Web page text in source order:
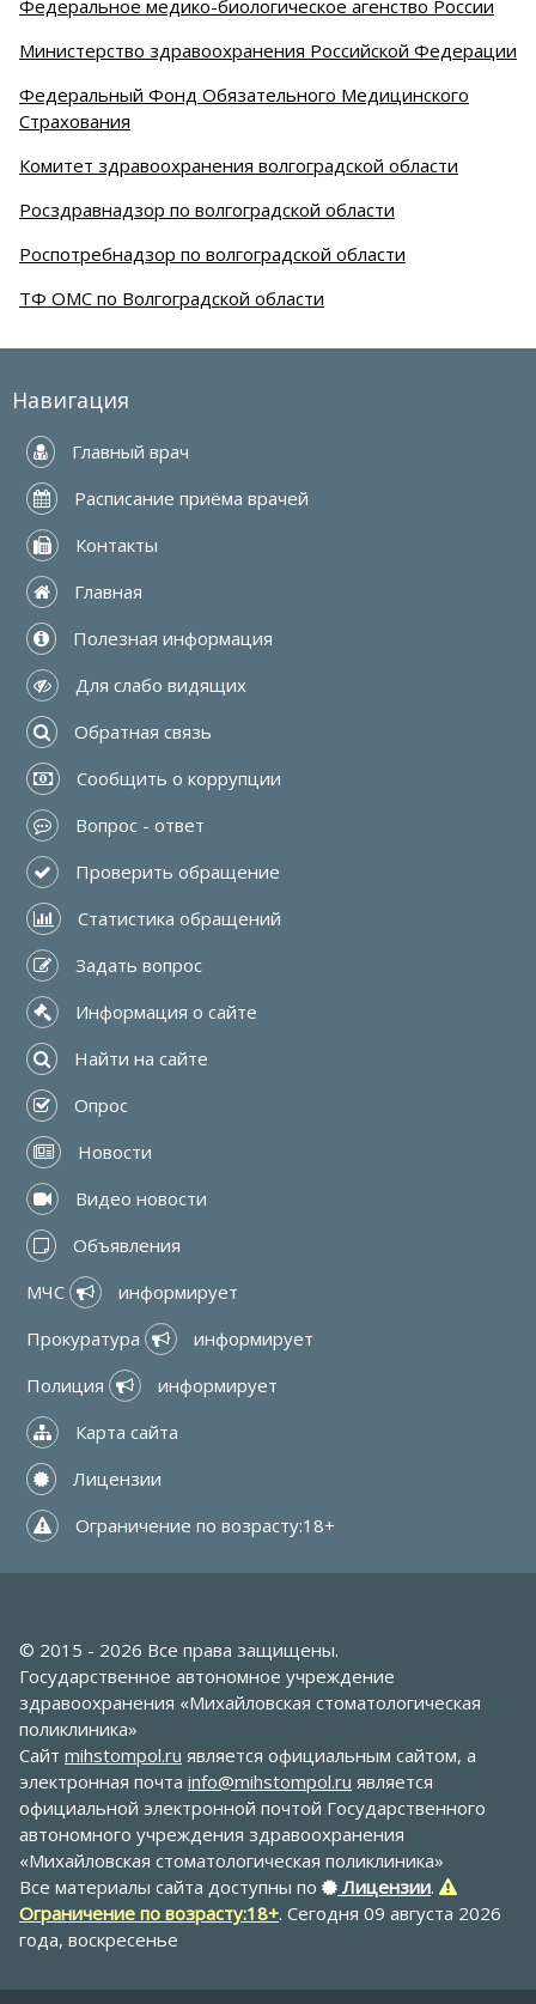
Федеральное медико-биологическое агенство России
Министерство здравоохранения Российской Федерации
Федеральный Фонд Обязательного Медицинского
Страхования
Комитет здравоохранения волгоградской области
Росздравнадзор по волгоградской области
Роспотребнадзор по волгоградской области
ТФ ОМС по Волгоградской области
Навигация
Главный врач
Расписание приёма врачей
Контакты
Главная
Полезная информация
Для слабо видящих
Обратная связь
Сообщить о коррупции
Вопрос - ответ
Проверить обращение
Статистика обращений
Задать вопрос
Информация о сайте
Найти на сайте
Опрос
Новости
Видео новости
Объявления
МЧС
информирует
Прокуратура
информирует
Полиция
информирует
Карта сайта
Лицензии
Ограничение по возрасту:18+
© 2015 - 2026 Все права защищены.
Государственное автономное учреждение
здравоохранения «Михайловская стоматологическая
поликлиника»
Сайт mihstompol.ru является официальным сайтом, а
электронная почта info@mihstompol.ru является
официальной электронной почтой Государственного
автономного учреждения здравоохранения
«Михайловская стоматологическая поликлиника»
Все материалы сайта доступны по
Лицензии.
Ограничение по возрасту:18+. Сегодня 09 августа 2026
года, воскресенье